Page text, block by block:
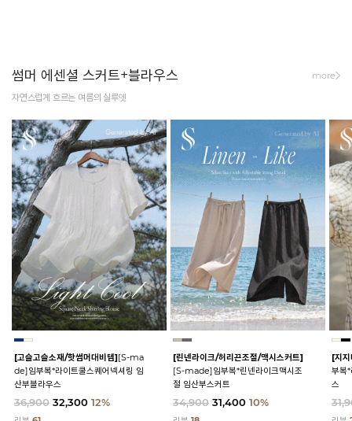
썸머 에센셜 스커트+블라우스
자연스럽게 흐르는 여름의 실루엣
more
[고슬고슬소재/핫썸머대비템][S-ma
de]임부복*라이트쿨스퀘어넥셔링 임
산부블라우스
36,900 32,300 12%
[린넨라이크/허리끈조절/맥시스커트]
[S-made]임부복*린넨라이크맥시조
절 임산부스커트
34,900 31,400 10%
[지
부복
스